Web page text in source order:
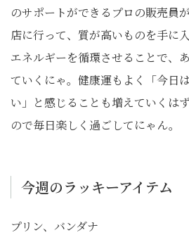
のサポートができるプロの販売員
店に行って、質が高いものを手に
エネルギーを循環させることで、
ていくにゃ。健康運もよく「今日
い」と感じることも増えていくは
ので毎日楽しく過ごしてにゃん。
今週のラッキーアイテム
プリン、バンダナ